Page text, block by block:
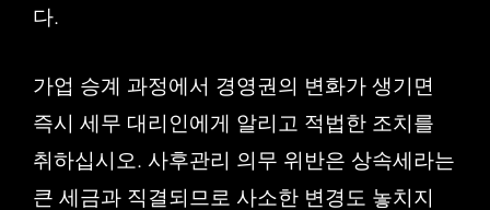
다.
가업 승계 과정에서 경영권의 변화가 생기면
즉시 세무 대리인에게 알리고 적법한 조치를
취하십시오. 사후관리 의무 위반은 상속세라는
큰 세금과 직결되므로 사소한 변경도 놓치지